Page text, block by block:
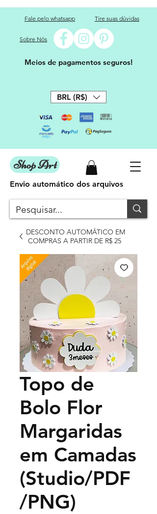
Fale pelo whatsapp Tire suas dúvidas
Sobre Nós
Meios de pagamentos seguros!
BRL (R$)
Shop Art
DESCONTO AUTOMÁTICO EM
COMPRAS A PARTIR DE R$ 25
Envio automático dos arquivos
Topo de
Bolo Flor
Margaridas
em Camadas
(Studio/PDF
/PNG)